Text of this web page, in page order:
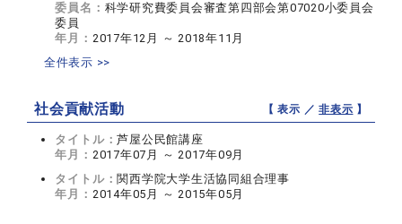
委員名： 科学研究費委員会審査第四部会第07020小委員会
委員
年月： 2017年12月 ～ 2018年11月
全件表示 >>
社会貢献活動 【 表示 ／非表示 】
タイトル：芦屋公民館講座
年月： 2017年07月 ～ 2017年09月
タイトル： 関西学院大学生活協同組合理事
年月： 2014年05月 ～ 2015年05月